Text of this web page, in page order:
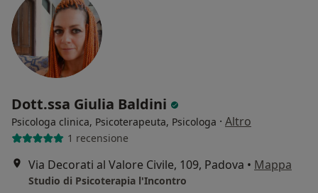
Dott.ssa Giulia Baldini
Psicologa clinica, Psicoterapeuta, Psicologa · Altro
1 recensione
Via Decorati al Valore Civile, 109, Padova • Mappa
Studio di Psicoterapia l'Incontro